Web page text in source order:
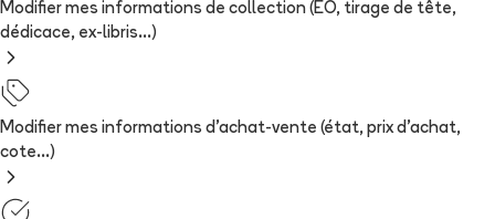
Modifier mes informations de collection (EO, tirage de tête,
dédicace, ex-libris...)
Modifier mes informations d'achat-vente (état, prix d'achat,
cote...)